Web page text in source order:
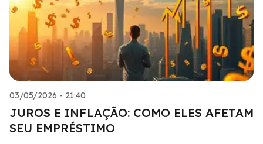
03/05/2026 - 21:40
JUROS E INFLAÇÃO: COMO ELES AFETAM
SEU EMPRÉSTIMO